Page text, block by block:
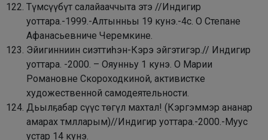
Түмсүүбүт салайааччыта этэ //Индигир
уоттара.-1999.-Алтынньы 19 кунэ.-4с. О Степане
Афанасьевниче Черемкине.
Эйигинниин сиэттиһэн-Кэрэ эйгэтигэр.// Индигир
уоттара. -2000. – Ояунньу 1 кунэ. О Марии
Романовне Скороходкиной, активистке
художественной самодеятельности.
Дьылҕабар сүүс төгүл махтал! (Кэргэммэр ананар
амарах тмлларым)//Индигир уоттара.-2000.-Муус
устар 14 кунэ.